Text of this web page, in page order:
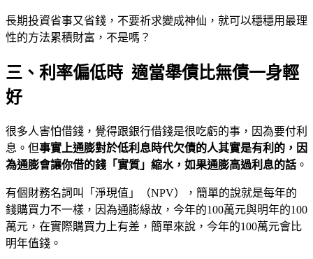
長期投資省事又省錢，不要祈求變成神仙，就可以穩穩用最理
性的方法累積財富，不是嗎？
三、利率偏低時 適當舉債比無債一身輕
好
很多人害怕借錢，覺得跟銀行借錢是很吃虧的事，因為要付利
息。但事實上通膨對於低利息時代欠債的人其實是有利的，因
為通膨會讓你借的錢「實質」縮水，如果通膨高過利息的話 。
有個財務名詞叫「淨現值」（NPV），簡單的說就是每年的
錢購買力不一樣，因為通膨緣故，今年的100萬元與明年的100
萬元，在實際購買力上有差，簡單來說，今年的100萬元會比
明年值錢。